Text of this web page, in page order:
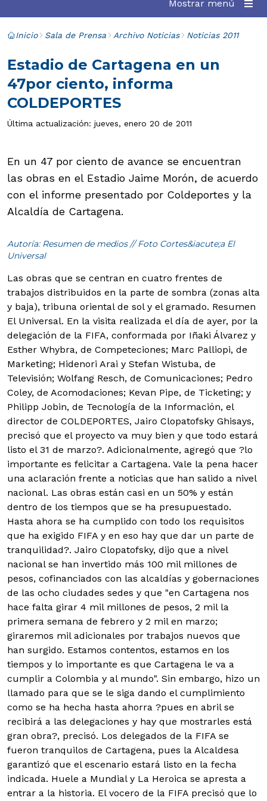
Mostrar menú
Inicio Sala de Prensa Archivo Noticias Noticias 2011
Estadio de Cartagena en un
47por ciento, informa
COLDEPORTES
Última actualización: jueves, enero 20 de 2011
En un 47 por ciento de avance se encuentran
las obras en el Estadio Jaime Morón, de acuerdo
con el informe presentado por Coldeportes y la
Alcaldía de Cartagena.
Autoría: Resumen de medios // Foto Cortes&iacute;a El
Universal
Las obras que se centran en cuatro frentes de
trabajos distribuidos en la parte de sombra (zonas alta
y baja), tribuna oriental de sol y el gramado. Resumen
El Universal. En la visita realizada el día de ayer, por la
delegación de la FIFA, conformada por Iñaki Álvarez y
Esther Whybra, de Competeciones; Marc Palliopi, de
Marketing; Hidenori Arai y Stefan Wistuba, de
Televisión; Wolfang Resch, de Comunicaciones; Pedro
Coley, de Acomodaciones; Kevan Pipe, de Ticketing; y
Philipp Jobin, de Tecnología de la Información, el
director de COLDEPORTES, Jairo Clopatofsky Ghisays,
precisó que el proyecto va muy bien y que todo estará
listo el 31 de marzo?. Adicionalmente, agregó que ?lo
importante es felicitar a Cartagena. Vale la pena hacer
una aclaración frente a noticias que han salido a nivel
nacional. Las obras están casi en un 50% y están
dentro de los tiempos que se ha presupuestado.
Hasta ahora se ha cumplido con todo los requisitos
que ha exigido FIFA y en eso hay que dar un parte de
tranquilidad?. Jairo Clopatofsky, dijo que a nivel
nacional se han invertido más 100 mil millones de
pesos, cofinanciados con las alcaldías y gobernaciones
de las ocho ciudades sedes y que "en Cartagena nos
hace falta girar 4 mil millones de pesos, 2 mil la
primera semana de febrero y 2 mil en marzo;
giraremos mil adicionales por trabajos nuevos que
han surgido. Estamos contentos, estamos en los
tiempos y lo importante es que Cartagena le va a
cumplir a Colombia y al mundo". Sin embargo, hizo un
llamado para que se le siga dando el cumplimiento
como se ha hecha hasta ahorra ?pues en abril se
recibirá a las delegaciones y hay que mostrarles está
gran obra?, precisó. Los delegados de la FIFA se
fueron tranquilos de Cartagena, pues la Alcaldesa
garantizó que el escenario estará listo en la fecha
indicada. Huele a Mundial y La Heroica se apresta a
entrar a la historia. El vocero de la FIFA precisó que lo